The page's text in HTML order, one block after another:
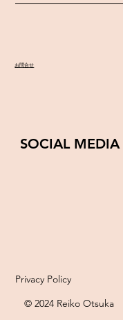
お問合せ
SOCIAL MEDIA
Privacy Policy
© 2024 Reiko Otsuka